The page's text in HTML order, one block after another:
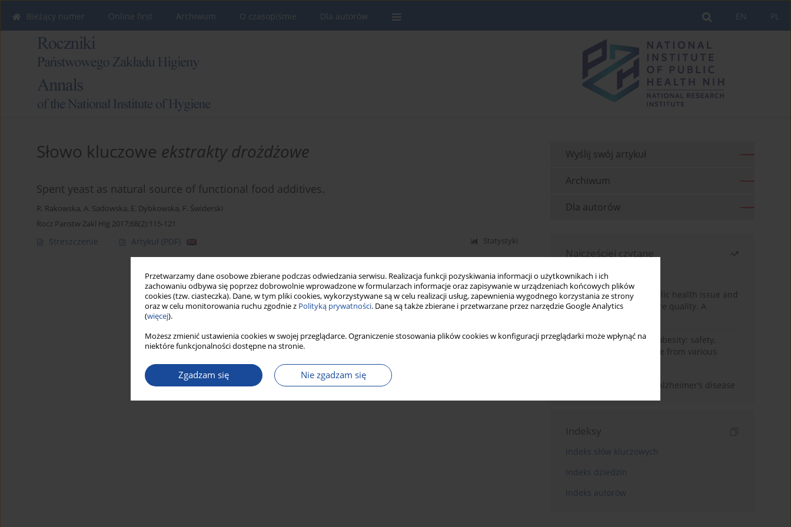
Przetwarzamy dane osobowe zbierane podczas odwiedzania serwisu. Realizacja funkcji pozyskiwania informacji o użytkownikach i ich
zachowaniu odbywa się poprzez dobrowolnie wprowadzone w formularzach informacje oraz zapisywanie w urządzeniach końcowych plików
cookies (tzw. ciasteczka). Dane, w tym pliki cookies, wykorzystywane są w celu realizacji usług, zapewnienia wygodnego korzystania ze strony
oraz w celu monitorowania ruchu zgodnie z Polityką prywatności. Dane są także zbierane i przetwarzane przez narzędzie Google Analytics
(więcej).
Możesz zmienić ustawienia cookies w swojej przeglądarce. Ograniczenie stosowania plików cookies w konfiguracji przeglądarki może wpłynąć na
niektóre funkcjonalności dostępne na stronie.
Zgadzam się Nie zgadzam się
PL
EN
Bieżący numer Online first Archiwum O czasopiśmie Dla autorów
Słowo kluczowe ekstrakty drożdżowe
Spent yeast as natural source of functional food additives.
R. Rakowska, A. Sadowska, E. Dybkowska, F. Świderski
Rocz Panstw Zakl Hig 2017;68(2):115-121
Streszczenie Artykuł (PDF) Statystyki
Wyślij swój artykuł
Archiwum
Dla autorów
Najczęściej czytane
Miesiąc
Rok
Nurse burnout as a public health issue and
Its impact on patient care quality. A
Ketogenic diet in adult obesity: safety,
limitations, and evidence from various
The role of nutrition in Alzheimer’s disease
Indeksy
Indeks słów kluczowych
Indeks dziedzin
Indeks autorów